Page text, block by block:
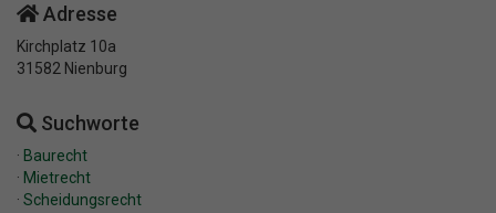
Adresse
Kirchplatz 10a
31582 Nienburg
Suchworte
· Baurecht
· Mietrecht
· Scheidungsrecht